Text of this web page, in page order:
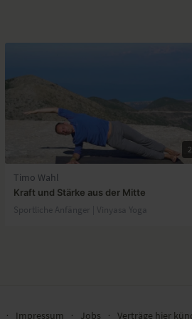
Timo Wahl
Kraft und Stärke aus der Mitte
Sportliche Anfänger | Vinyasa Yoga
∙ Impressum ∙ Jobs ∙ Verträge hier